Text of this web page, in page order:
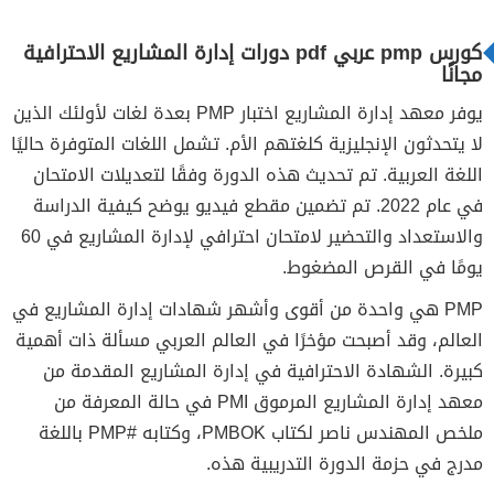
كورس pmp عربي pdf دورات إدارة المشاريع الاحترافية
مجانًا
يوفر معهد إدارة المشاريع اختبار PMP بعدة لغات لأولئك الذين
لا يتحدثون الإنجليزية كلغتهم الأم. تشمل اللغات المتوفرة حاليًا
اللغة العربية. تم تحديث هذه الدورة وفقًا لتعديلات الامتحان
في عام 2022. تم تضمين مقطع فيديو يوضح كيفية الدراسة
والاستعداد والتحضير لامتحان احترافي لإدارة المشاريع في 60
يومًا في القرص المضغوط.
PMP هي واحدة من أقوى وأشهر شهادات إدارة المشاريع في
العالم، وقد أصبحت مؤخرًا في العالم العربي مسألة ذات أهمية
كبيرة. الشهادة الاحترافية في إدارة المشاريع المقدمة من
معهد إدارة المشاريع المرموق PMI في حالة المعرفة من
ملخص المهندس ناصر لكتاب PMBOK، وكتابه #PMP باللغة
مدرج في حزمة الدورة التدريبية هذه.